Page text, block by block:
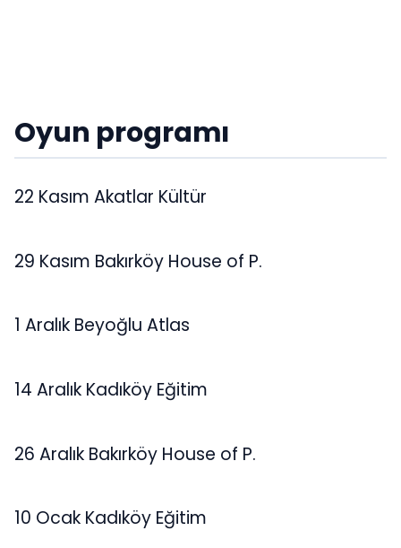
Oyun programı
22 Kasım Akatlar Kültür
29 Kasım Bakırköy House of P.
1 Aralık Beyoğlu Atlas
14 Aralık Kadıköy Eğitim
26 Aralık Bakırköy House of P.
10 Ocak Kadıköy Eğitim